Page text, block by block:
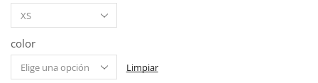
color
Limpiar